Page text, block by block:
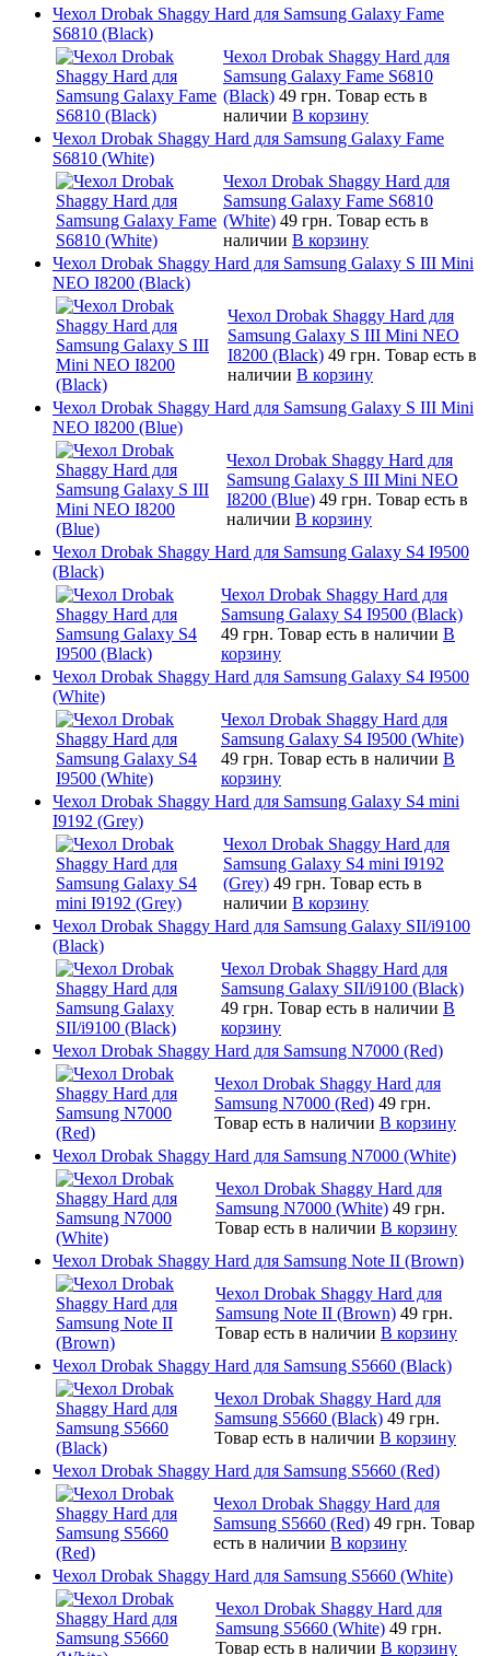
Чехол Drobak Shaggy Hard для Samsung Galaxy Fame
S6810 (Black)
Чехол Drobak Shaggy Hard для
Samsung Galaxy Fame S6810
(Black) 49 грн. Товар есть в
наличии В корзину
Чехол Drobak Shaggy Hard для Samsung Galaxy Fame
S6810 (White)
Чехол Drobak Shaggy Hard для
Samsung Galaxy Fame S6810
(White) 49 грн. Товар есть в
наличии В корзину
Чехол Drobak Shaggy Hard для Samsung Galaxy S III Mini
NEO I8200 (Black)
Чехол Drobak Shaggy Hard для
Samsung Galaxy S III Mini NEO
I8200 (Black) 49 грн. Товар есть в
наличии В корзину
Чехол Drobak Shaggy Hard для Samsung Galaxy S III Mini
NEO I8200 (Blue)
Чехол Drobak Shaggy Hard для
Samsung Galaxy S III Mini NEO
I8200 (Blue) 49 грн. Товар есть в
наличии В корзину
Чехол Drobak Shaggy Hard для Samsung Galaxy S4 I9500
(Black)
Чехол Drobak Shaggy Hard для
Samsung Galaxy S4 I9500 (Black)
49 грн. Товар есть в наличии В
корзину
Чехол Drobak Shaggy Hard для Samsung Galaxy S4 I9500
(White)
Чехол Drobak Shaggy Hard для
Samsung Galaxy S4 I9500 (White)
49 грн. Товар есть в наличии В
корзину
Чехол Drobak Shaggy Hard для Samsung Galaxy S4 mini
I9192 (Grey)
Чехол Drobak Shaggy Hard для
Samsung Galaxy S4 mini I9192
(Grey) 49 грн. Товар есть в
наличии В корзину
Чехол Drobak Shaggy Hard для Samsung Galaxy SII/i9100
(Black)
Чехол Drobak Shaggy Hard для
Samsung Galaxy SII/i9100 (Black)
49 грн. Товар есть в наличии В
корзину
Чехол Drobak Shaggy Hard для Samsung N7000 (Red)
Чехол Drobak Shaggy Hard для
Samsung N7000 (Red) 49 грн.
Товар есть в наличии В корзину
Чехол Drobak Shaggy Hard для Samsung N7000 (White)
Чехол Drobak Shaggy Hard для
Samsung N7000 (White) 49 грн.
Товар есть в наличии В корзину
Чехол Drobak Shaggy Hard для Samsung Note II (Brown)
Чехол Drobak Shaggy Hard для
Samsung Note II (Brown) 49 грн.
Товар есть в наличии В корзину
Чехол Drobak Shaggy Hard для Samsung S5660 (Black)
Чехол Drobak Shaggy Hard для
Samsung S5660 (Black) 49 грн.
Товар есть в наличии В корзину
Чехол Drobak Shaggy Hard для Samsung S5660 (Red)
Чехол Drobak Shaggy Hard для
Samsung S5660 (Red) 49 грн. Товар
есть в наличии В корзину
Чехол Drobak Shaggy Hard для Samsung S5660 (White)
Чехол Drobak Shaggy Hard для
Samsung S5660 (White) 49 грн.
Товар есть в наличии В корзину